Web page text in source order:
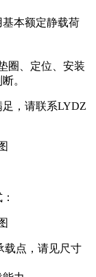
本额定静载荷
、定位、安装
。
，请联系LYDZ
点，请见尺寸